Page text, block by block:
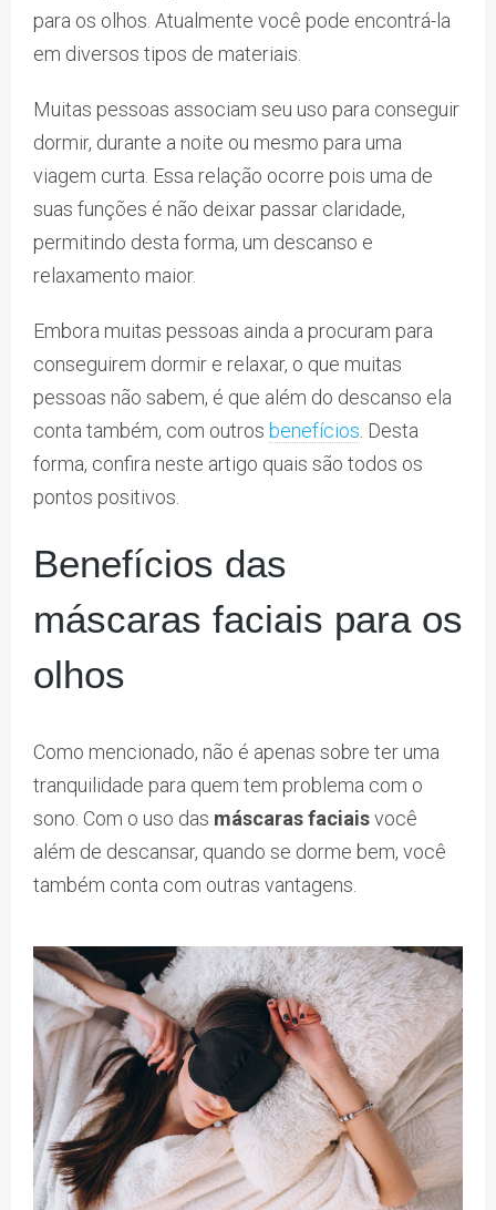
para os olhos. Atualmente você pode encontrá-la
em diversos tipos de materiais.
Muitas pessoas associam seu uso para conseguir
dormir, durante a noite ou mesmo para uma
viagem curta. Essa relação ocorre pois uma de
suas funções é não deixar passar claridade,
permitindo desta forma, um descanso e
relaxamento maior.
Embora muitas pessoas ainda a procuram para
conseguirem dormir e relaxar, o que muitas
pessoas não sabem, é que além do descanso ela
conta também, com outros benefícios . Desta
forma, confira neste artigo quais são todos os
pontos positivos.
Benefícios das
máscaras faciais para os
olhos
Como mencionado, não é apenas sobre ter uma
tranquilidade para quem tem problema com o
sono. Com o uso das máscaras faciaisvocê
além de descansar, quando se dorme bem, você
também conta com outras vantagens.